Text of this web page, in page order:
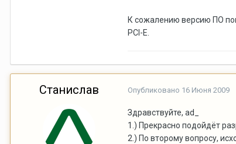
К сожалению версию ПО
PCI-E.
Станислав Опубликовано 16 Июня 2009
Здравствуйте, ad_
1.) Прекрасно подойдёт
2.) По второму вопросу,